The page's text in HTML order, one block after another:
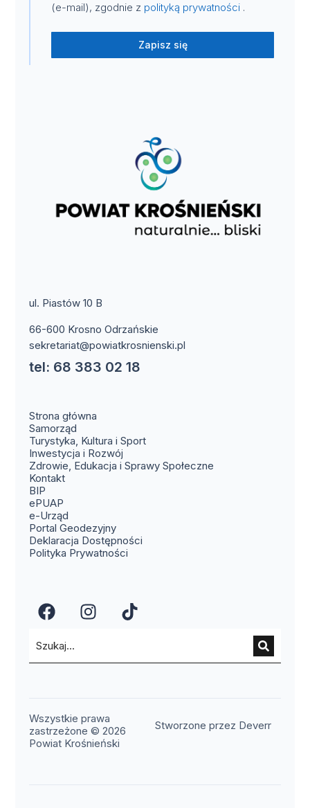
(e-mail), zgodnie z polityką prywatności .
Zapisz się
ul. Piastów 10 B
66-600 Krosno Odrzańskie
sekretariat@powiatkrosnienski.pl
tel: 68 383 02 18
Strona główna
Samorząd
Turystyka, Kultura i Sport
Inwestycja i Rozwój
Zdrowie, Edukacja i Sprawy Społeczne
Kontakt(otwiera się w nowym oknie)
BIP
ePUAP
e-Urząd
Portal Geodezyjny(otwiera się w nowym oknie)
Deklaracja Dostępności
Polityka Prywatności
(otwiera się w nowym oknie)
(otwiera się w nowym
(otwiera się w
Wszystkie prawa
zastrzeżone © 2026
Powiat Krośnieński
Stworzone przez Deverr